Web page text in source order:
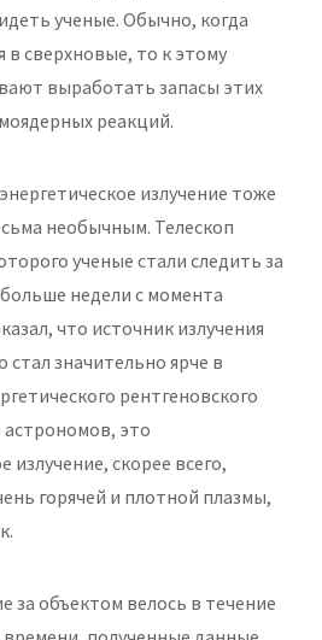
ученые. Обычно, когда
сверхновые, то к этому
выработать запасы этих
реакций.
излучение тоже
необычным. Телескоп
ученые стали следить за
недели с момента
что источник излучения
значительно ярче в
рентгеновского
это
излучение, скорее всего,
горячей и плотной плазмы,
за объектом велось в течение